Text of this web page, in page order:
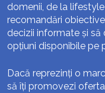
domenii, de la
recomandări
decizii informate și
opțiuni disponibile pe
Dacă reprezinți o
să îți promovezi